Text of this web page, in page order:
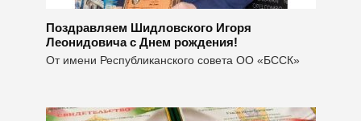
Поздравляем Шидловского Игоря
Леонидовича с Днем рождения!
От имени Республиканского совета ОО «БССК»